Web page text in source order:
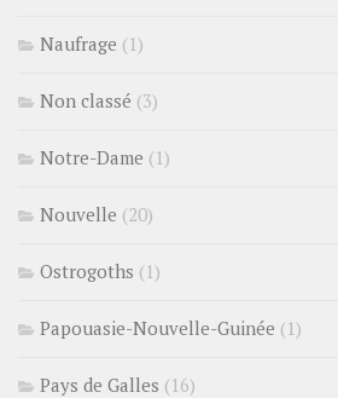
Naufrage (1)
Non classé (3)
Notre-Dame (1)
Nouvelle (20)
Ostrogoths (1)
Papouasie-Nouvelle-Guinée (1)
Pays de Galles (16)